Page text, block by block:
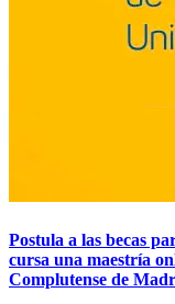
Postula a las becas
cursa una maestría
Complutense de